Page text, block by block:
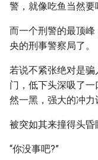
警，就像吃鱼当然要
而一个刑警的最顶
央的刑事警察局了。
若说不紧张绝对是
门，低下头深吸了
然一黑，强大的冲力
被突如其来撞得头昏
“你没事吧?”